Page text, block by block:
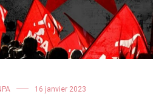
16 janvier 2023